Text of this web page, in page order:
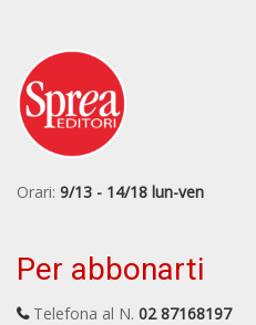
Orari: 9/13 - 14/18 lun-ven
Per abbonarti
Telefona al N. 02 87168197